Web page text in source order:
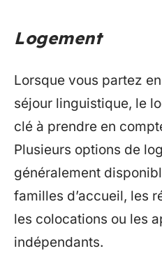
Logement
Lorsque vous partez
séjour linguistique, le
clé à prendre en
Plusieurs options de
généralement
familles d’accueil, les
les colocations ou les
indépendants.